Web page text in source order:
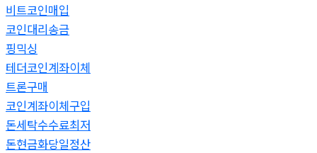
비트코인매입
코인대리송금
핑믹싱
테더코인계좌이체
트론구매
코인계좌이체구입
돈세탁수수료최저
돈현금화당일정산